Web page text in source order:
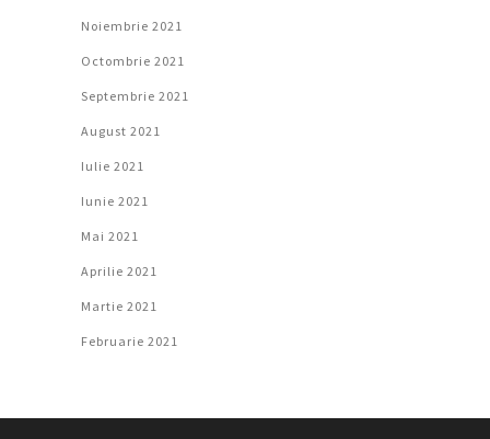
Noiembrie 2021
Octombrie 2021
Septembrie 2021
August 2021
Iulie 2021
Iunie 2021
Mai 2021
Aprilie 2021
Martie 2021
Februarie 2021